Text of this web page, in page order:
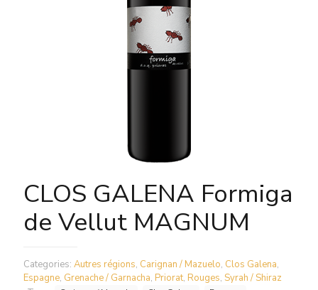
CLOS GALENA Formiga
de Vellut MAGNUM
Categories: Autres régions, Carignan / Mazuelo, Clos Galena,
Espagne, Grenache / Garnacha, Priorat, Rouges, Syrah / Shiraz